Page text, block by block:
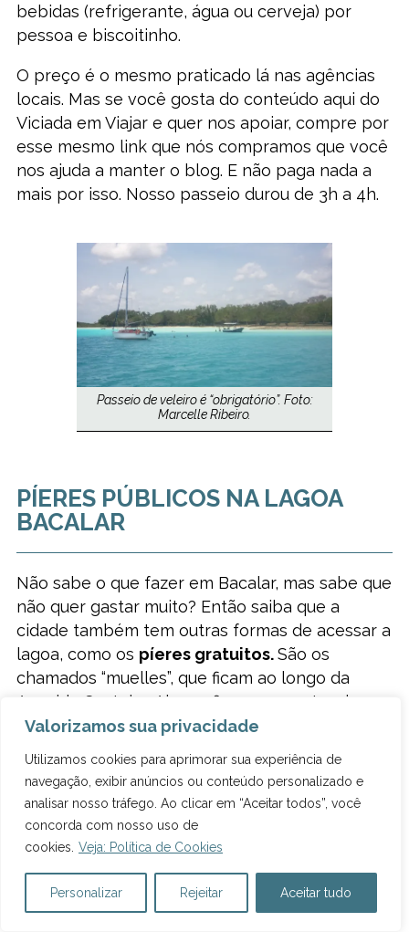
Valorizamos sua privacidade
Utilizamos cookies para aprimorar sua experiência de
navegação, exibir anúncios ou conteúdo personalizado e
analisar nosso tráfego. Ao clicar em “Aceitar todos”, você
concorda com nosso uso de
cookies. Veja: Política de Cookies
Personalizar Rejeitar Aceitar tudo
bebidas (refrigerante, água ou cerveja) por
pessoa e biscoitinho.
O preço é o mesmo praticado lá nas agências
locais. Mas se você gosta do conteúdo aqui do
Viciada em Viajar e quer nos apoiar, compre por
esse mesmo link que nós compramos que você
nos ajuda a manter o blog. E não paga nada a
mais por isso. Nosso passeio durou de 3h a 4h.
Passeio de veleiro é “obrigatório”. Foto:
Marcelle Ribeiro.
PÍERES PÚBLICOS NA LAGOA
BACALAR
Não sabe o que fazer em Bacalar, mas sabe que
não quer gastar muito? Então saiba que a
cidade também tem outras formas de acessar a
lagoa, como os píeres gratuitos.São os
chamados “muelles”, que ficam ao longo da
Avenida Costeira. Alguns ficam no centro da
cidade, outros próximos. Nesses píeres há
pular e usufruir a lagoa.
Contudo, na maioria deles não há uma estrutura
de venda de bebidas, comidas ou banheiros.
Além disso, eles sãopequenos,
não acho que são lugares para passar o dia
curtindo a lagoa, mas sim pra dar um mergulho